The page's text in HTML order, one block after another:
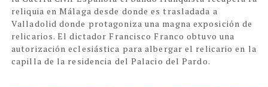
reliquia en Málaga desde donde es trasladada a
Valladolid donde protagoniza una magna exposición de
relicarios. El dictador Francisco Franco obtuvo una
autorización eclesiástica para albergar el relicario en la
capilla de la residencia del Palacio del Pardo.